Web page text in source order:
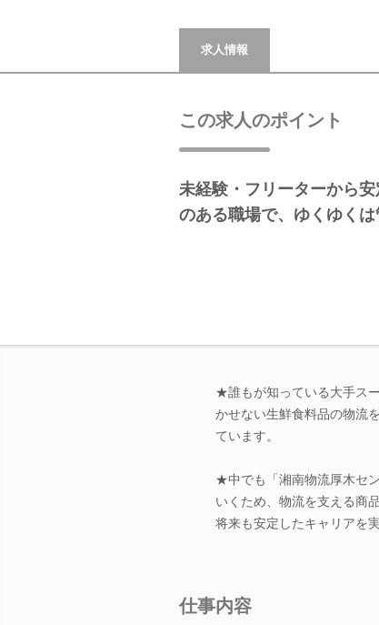
求人情報
この求人のポイント
未経験・フリーターから
のある職場で、ゆくゆくは
★誰もが知っている大手ス
かせない生鮮食料品の物流
ています。
★中でも「湘南物流厚木セ
いくため、物流を支える商
将来も安定したキャリアを
仕事内容